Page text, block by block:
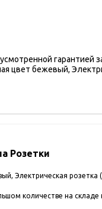
гарантией
бежевый,
Розетки
Электрическая
количестве на